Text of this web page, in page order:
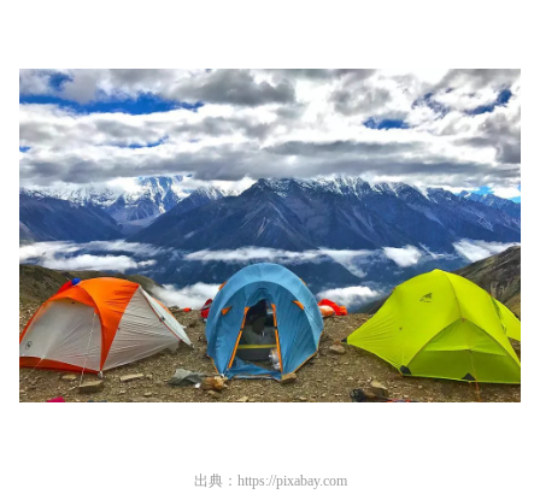
出典： https://pixabay.com